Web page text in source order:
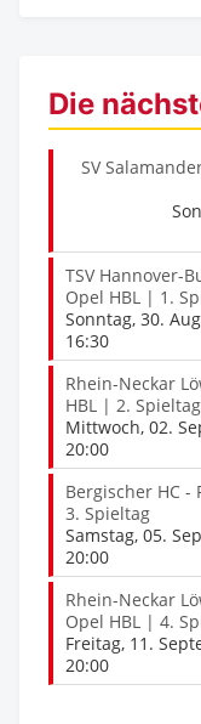
Die
SV
TSV Hannover-
Opel HBL | 1.
Sonntag, 30.
16:30
Rhein-Neckar
HBL | 2. Spieltag
Mittwoch, 02.
20:00
Bergischer HC -
3. Spieltag
Samstag, 05.
20:00
Rhein-Neckar
Opel HBL | 4.
Freitag, 11.
20:00